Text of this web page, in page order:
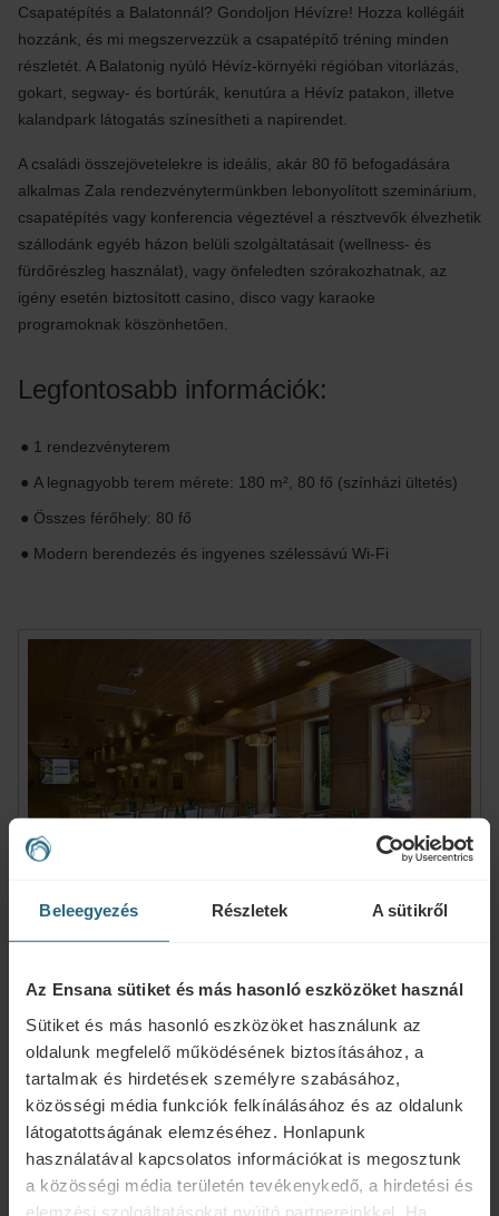
Beleegyezés Részletek A sütikről
Az Ensana sütiket és más hasonló eszközöket használ
Sütiket és más hasonló eszközöket használunk az
oldalunk megfelelő működésének biztosításához, a
tartalmak és hirdetések személyre szabásához,
közösségi média funkciók felkínálásához és az oldalunk
látogatottságának elemzéséhez. Honlapunk
használatával kapcsolatos információkat is megosztunk
a közösségi média területén tevékenykedő, a hirdetési és
elemzési szolgáltatásokat nyújtó partnereinkkel. Ha
Csapatépítés a Balatonnál? Gondoljon Hévízre! Hozza kollégáit
hozzánk, és mi megszervezzük a csapatépítő tréning minden
részletét. A Balatonig nyúló Hévíz-környéki régióban vitorlázás,
gokart, segway- és bortúrák, kenutúra a Hévíz patakon, illetve
kalandpark látogatás színesítheti a napirendet.
A családi összejövetelekre is ideális, akár 80 fő befogadására
alkalmas Zala rendezvénytermünkben lebonyolított szeminárium,
csapatépítés vagy konferencia végeztével a résztvevők élvezhetik
szállodánk egyéb házon belüli szolgáltatásait (wellness- és
fürdőrészleg használat), vagy önfeledten szórakozhatnak, az
igény esetén biztosított casino, disco vagy karaoke
programoknak köszönhetően.
Legfontosabb információk:
1 rendezvényterem
A legnagyobb terem mérete: 180 m², 80 fő (színházi ültetés)
Összes férőhely: 80 fő
Modern berendezés és ingyenes szélessávú Wi-Fi
Zala
80 fő befogadására alkalmas konferenciaterem természetes
fénnyel.
Alapterüle: 108 m²
Méret (L x W x H): 20,0 x 5.4 x 3,0 m
Kapacitás: Színházterem: 80 Oktatóterem: 40 U-alakú:
40 Tárgyaló: 40 Bankett: 40 Recepció: 60